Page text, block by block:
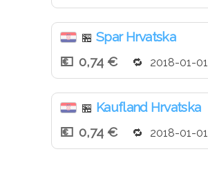
🏪 Spar Hrvatska
0,74 €
2018-01-01
🏪 Kaufland Hrvatska
0,74 €
2018-01-01